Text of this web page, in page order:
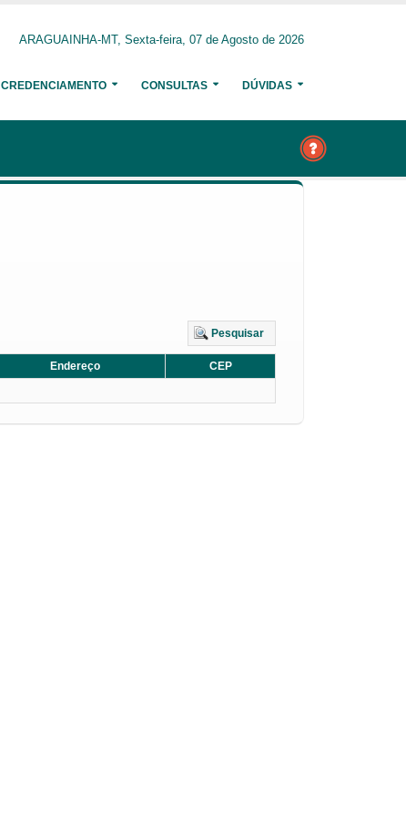
ARAGUAINHA-MT, Sexta-feira, 07 de Agosto de 2026
CREDENCIAMENTO CONSULTAS DÚVIDAS
Pesquisar
Endereço
CEP